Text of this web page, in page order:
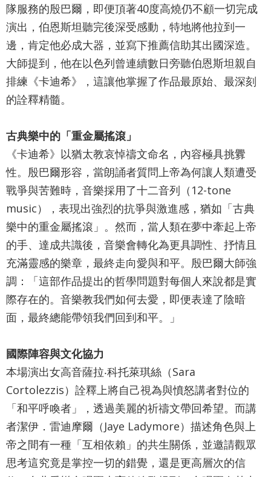
English
情
系
統
TaipeiPASS
語
詞
彙
聯
我
私
權
及
資
訊
安
全
隊服務的殷巴爾，即便頂著40度高燒仍不顧一切完成
演出，伯恩斯坦聽完後深受感動，特地將他拉到一
邊，肯定他必成大器，並寫下推薦信助其出國深造。
大師提到，他在以色列曾連續數日旁聽伯恩斯坦親自
排練《卡迪希》，這讓他掌握了作品最原始、最深刻
的詮釋精髓。
古典樂中的「重金屬搖滾」
《卡迪希》以猶太教哀悼禱文命名，內容極具挑釁
性。殷巴爾形容，當朗誦者質問上帝為何讓人類遭受
戰爭與苦難時，音樂採用了十二音列（12-tone
music），表現出強烈的抗爭與激進感，猶如「古典
樂中的重金屬搖滾」。然而，當人類在夢中牽起上帝
的手、達成共識後，音樂會轉化為更具調性、抒情且
充滿靈感的樂章，最終走向愛與和平。殷巴爾大師強
調：「這部作品提出的哲學問題對每個人來說都是實
際存在的。音樂教我們如何去愛，即便表達了陰暗
面，最終總能帶領我們回到和平。」
國際陣容與文化協力
本場演出女高音薩拉‧科托萊琪絲（Sara
Cortolezzis）詮釋上將自己視為與憤怒講者對位的
「和平呼喚者」，透過美麗的祈禱文帶回希望。而講
者潔伊．雷迪摩爾（Jaye Ladymore）描述角色與上
帝之間有一種「互相依賴」的共生關係，並邀請觀眾
思考這究竟是掌控一切的錯覺，還是更高層次的信